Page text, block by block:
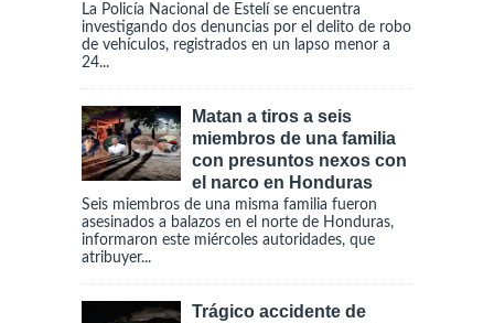
La Policía Nacional de Estelí se encuentra
investigando dos denuncias por el delito de robo
de vehículos, registrados en un lapso menor a
24...
Matan a tiros a seis
miembros de una familia
con presuntos nexos con
el narco en Honduras
Seis miembros de una misma familia fueron
asesinados a balazos en el norte de Honduras,
informaron este miércoles autoridades, que
atribuyer...
Trágico accidente de